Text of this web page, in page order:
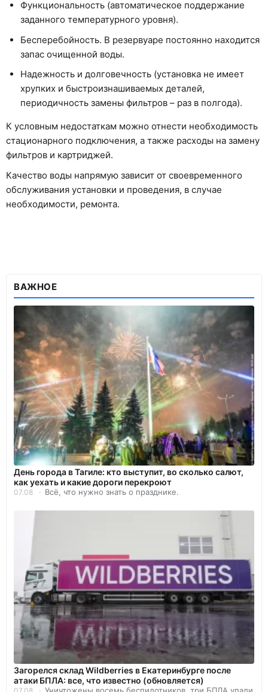
Функциональность (автоматическое поддержание
заданного температурного уровня).
Бесперебойность. В резервуаре постоянно находится
запас очищенной воды.
Надежность и долговечность (установка не имеет
хрупких и быстроизнашиваемых деталей,
периодичность замены фильтров – раз в полгода).
К условным недостаткам можно отнести необходимость
стационарного подключения, а также расходы на замену
фильтров и картриджей.
Качество воды напрямую зависит от своевременного
обслуживания установки и проведения, в случае
необходимости, ремонта.
ВАЖНОЕ
День города в Тагиле: кто выступит, во сколько салют,
как уехать и какие дороги перекроют
07.08 Всё, что нужно знать о празднике.
Загорелся склад Wildberries в Екатеринбурге после
атаки БПЛА: все, что известно (обновляется)
Уничтожены восемь беспилотников, три БПЛА упали